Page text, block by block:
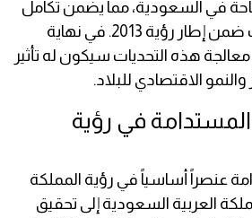
في السعودية، مما يضمن تكامل
التطلعات والطموحات ضمن إطار رؤية 2013. في نهاية
هذه التحديات سيكون له تأثير
والنمو الاقتصادي للبلاد.
في رؤية
عنصراً أساسياً في رؤية المملكة
العربية السعودية إلى تحقيق